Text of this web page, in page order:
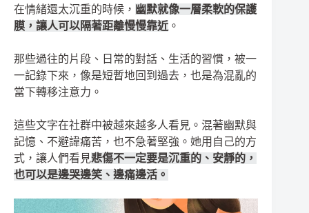
在情緒還太沉重的時候， 幽默就像一層柔軟的保護
膜，讓人可以隔著距離慢慢靠近 。
那些過往的片段、日常的對話、生活的習慣，被一
一記錄下來，像是短暫地回到過去，也是為混亂的
當下轉移注意力。
這些文字在社群中被越來越多人看見。混著幽默與
記憶、不避諱痛苦，也不急著堅強。她用自己的方
式，讓人們看見悲傷不一定要是沉重的、安靜的，
也可以是邊哭邊笑、邊痛邊活。